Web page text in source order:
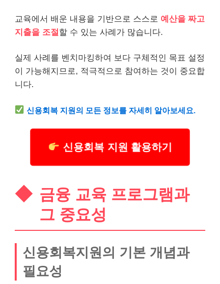
교육에서 배운 내용을 기반으로 스스로 예산을 짜고
지출을 조절 할 수 있는 사례가 많습니다.
실제 사례를 벤치마킹하여 보다 구체적인 목표 설정
이 가능해지므로, 적극적으로 참여하는 것이 중요합
니다.
신용회복 지원의 모든 정보를 자세히 알아보세요.
신용회복 지원 활용하기
금융 교육 프로그램과
그 중요성
신용회복지원의 기본 개념과
필요성